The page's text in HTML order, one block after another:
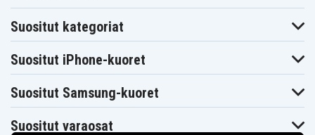
Suositut kategoriat
Suositut iPhone-kuoret
Suositut Samsung-kuoret
Suositut varaosat